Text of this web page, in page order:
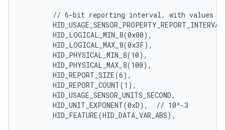
// 6-bit reporting interval, with values
        HID_LOGICAL_MIN_8(0x00),
        HID_LOGICAL_MAX_8(0x3F),
        HID_PHYSICAL_MIN_8(10),
        HID_PHYSICAL_MAX_8(100),
        HID_REPORT_SIZE(6),
        HID_REPORT_COUNT(1),
        HID_USAGE_SENSOR_UNITS_SECOND,
        HID_UNIT_EXPONENT(0xD),  // 10^-3
        HID_FEATURE(HID_DATA_VAR_ABS),